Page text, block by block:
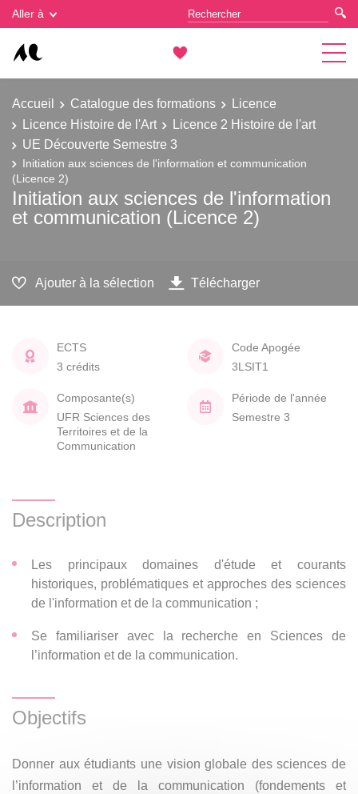
Aller à
Accueil Catalogue des formations
Licence
Licence Histoire de l'Art
Licence 2 Histoire de l'art
UE Découverte Semestre 3
Initiation aux sciences de l'information et communication
(Licence 2)
Initiation aux sciences de l'information
et communication (Licence 2)
Ajouter à la sélection Télécharger
ECTS
3 crédits
Code Apogée
3LSIT1
Composante(s)
UFR Sciences des
Territoires et de la
Communication
Période de l'année
Semestre 3
Description
Les principaux domaines d'étude et courants
historiques, problématiques et approches des sciences
de l'information et de la communication ;
Se familiariser avec la recherche en Sciences de
l’information et de la communication.
Objectifs
Donner aux étudiants une vision globale des sciences de
l’information et de la communication (fondements et
Gestion des cookies